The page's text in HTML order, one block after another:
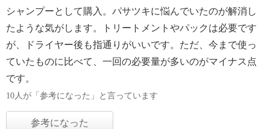
シャンプーとして購入。パサツキに悩んでいたのが解消し
たような気がします。トリートメントやパックは必要です
が、ドライヤー後も指通りがいいです。ただ、今まで使っ
ていたものに比べて、一回の必要量が多いのがマイナス点
です。
10人が「参考になった」と言っています
参考になった